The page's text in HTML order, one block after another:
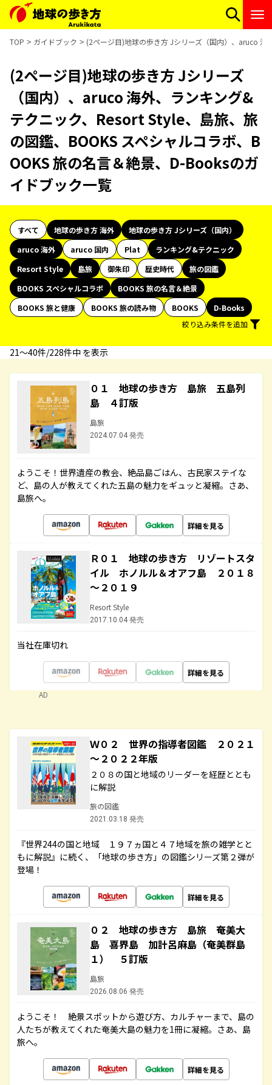
TOP ガイドブック (2ページ目)地球の歩き方 Jシリーズ（国内）、aruco
(2ページ目)地球の歩き方 Jシリーズ
（国内）、aruco 海外、ランキング&
テクニック、Resort Style、島旅、旅
の図鑑、BOOKS スペシャルコラボ、B
OOKS 旅の名言＆絶景、D-Booksのガ
イドブック一覧
すべて 地球の歩き方 海外
地球の歩き方 Jシリーズ（国内）
aruco 海外
aruco 国内 Plat
ランキング&テクニック
Resort Style
島旅 御朱印 歴史時代
旅の図鑑
BOOKS スペシャルコラボ
BOOKS 旅の名言＆絶景
BOOKS 旅と健康
BOOKS 旅の読み物 BOOKS
D-Books
絞り込み条件を追加
21〜40件/228件中 を表示
０１ 地球の歩き方 島旅 五島列
島 ４訂版
島旅
2024.07.04 発売
ようこそ！世界遺産の教会、絶品島ごはん、古民家ステイな
ど、島の人が教えてくれた五島の魅力をギュッと凝縮。さあ、
島旅へ。
詳細を見る
Ｒ０１ 地球の歩き方 リゾートスタ
イル ホノルル＆オアフ島 ２０１８
～２０１９
Resort Style
2017.10.04 発売
当社在庫切れ
詳細を見る
AD
Ｗ０２ 世界の指導者図鑑 ２０２１
～２０２２年版
２０８の国と地域のリーダーを経歴ととも
に解説
旅の図鑑
2021.03.18 発売
『世界244の国と地域 １９７ヵ国と４７地域を旅の雑学とと
もに解説』に続く、「地球の歩き方」の図鑑シリーズ第２弾が
登場！
詳細を見る
０２ 地球の歩き方 島旅 奄美大
島 喜界島 加計呂麻島（奄美群島
１） ５訂版
島旅
2026.08.06 発売
ようこそ！ 絶景スポットから遊び方、カルチャーまで、島の
人たちが教えてくれた奄美大島の魅力を1冊に凝縮。さあ、島
旅へ。
詳細を見る